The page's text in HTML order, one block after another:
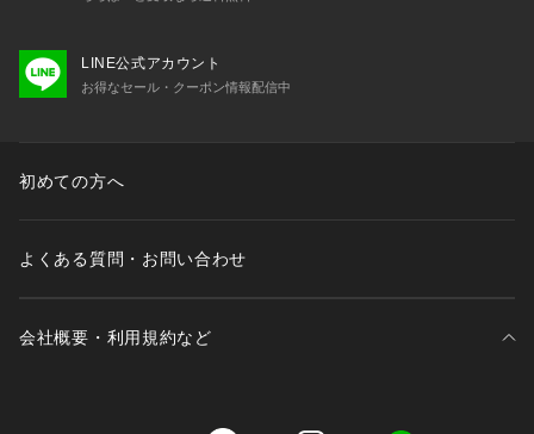
LINE公式アカウント
お得なセール・クーポン情報配信中
初めての方へ
よくある質問・お問い合わせ
会社概要・利用規約など